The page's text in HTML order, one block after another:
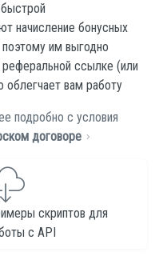
начисление бонусных
поэтому им выгодно
ссылке (или
облегчает вам работу
подробно с условия
договоре
скриптов для
с API